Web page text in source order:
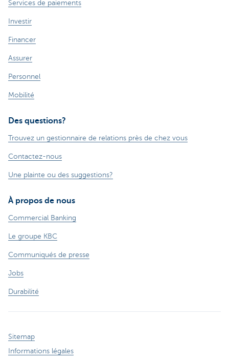
Services de paiements
Investir
Financer
Assurer
Personnel
Mobilité
Des questions?
Trouvez un gestionnaire de relations près de chez vous
Contactez-nous
Une plainte ou des suggestions?
À propos de nous
Commercial Banking
Le groupe KBC
Communiqués de presse
Jobs
Durabilité
Sitemap
Informations légales